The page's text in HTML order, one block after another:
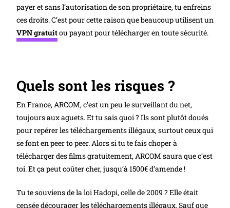
payer et sans l’autorisation de son propriétaire, tu enfreins
ces droits. C’est pour cette raison que beaucoup utilisent un
VPN gratuitou payant pour télécharger en toute sécurité.
Quels sont les risques ?
En France, ARCOM, c’est un peu le surveillant du net,
toujours aux aguets. Et tu sais quoi ? Ils sont plutôt doués
pour repérer les téléchargements illégaux, surtout ceux qui
se font en peer to peer. Alors si tu te fais choper à
télécharger des films gratuitement, ARCOM saura que c’est
toi. Et ça peut coûter cher, jusqu’à 1500€ d’amende !
Tu te souviens de la loi Hadopi, celle de 2009 ? Elle était
censée décourager les téléchargements illégaux. Sauf que